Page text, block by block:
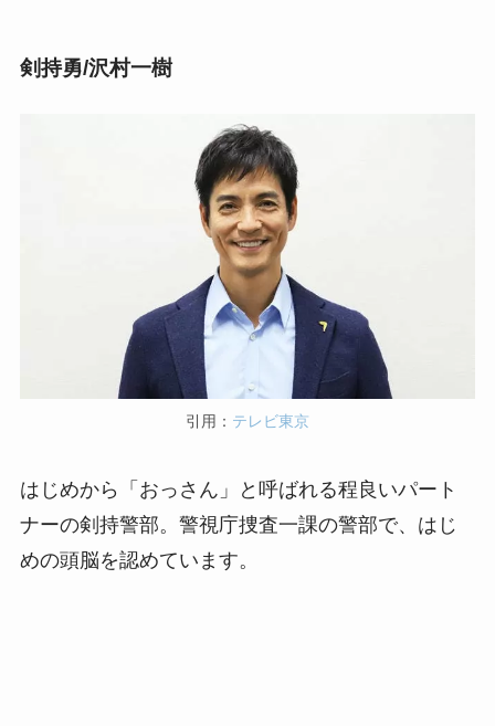
剣持勇/沢村一樹
引用： テレビ東京
はじめから「おっさん」と呼ばれる程良いパート
ナーの剣持警部。警視庁捜査一課の警部で、はじ
めの頭脳を認めています。